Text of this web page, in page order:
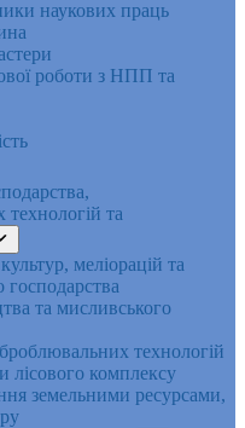
наукових праць
роботи з НПП та
та
меліорацій та
господарства
та мисливського
технологій
лісового комплексу
земельними ресурсами,